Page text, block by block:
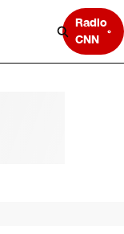
Radio
CNN